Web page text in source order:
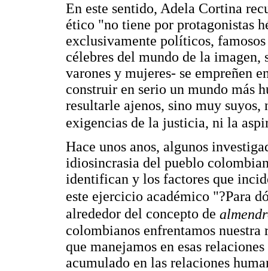
En este sentido, Adela Cortina
ético "no tiene por protagonistas
exclusivamente políticos,
célebres del mundo de la imagen,
varones y mujeres- se empreñen
construir en serio un mundo más
resultarle ajenos, sino muy
exigencias de la justicia, ni la
Hace unos anos, algunos
idiosincrasia del pueblo
identifican y los factores que
este ejercicio académico "?Para
alrededor del concepto de
colombianos enfrentamos
que manejamos en esas
acumulado en las relaciones